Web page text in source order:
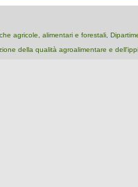
agricole, alimentari e forestali,
della qualità agroalimentare e